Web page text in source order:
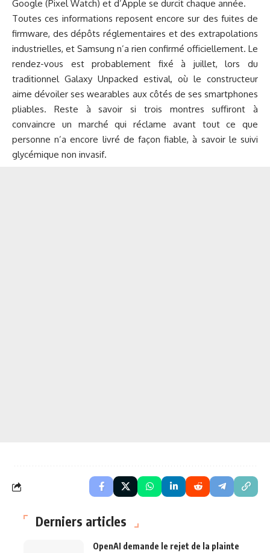
Google (Pixel Watch) et d’Apple se durcit chaque année.
Toutes ces informations reposent encore sur des fuites de
firmware, des dépôts réglementaires et des extrapolations
industrielles, et Samsung n’a rien confirmé officiellement. Le
rendez-vous est probablement fixé à juillet, lors du
traditionnel Galaxy Unpacked estival, où le constructeur
aime dévoiler ses wearables aux côtés de ses smartphones
pliables. Reste à savoir si trois montres suffiront à
convaincre un marché qui réclame avant tout ce que
personne n’a encore livré de façon fiable, à savoir le suivi
glycémique non invasif.
Derniers articles
OpenAI demande le rejet de la plainte